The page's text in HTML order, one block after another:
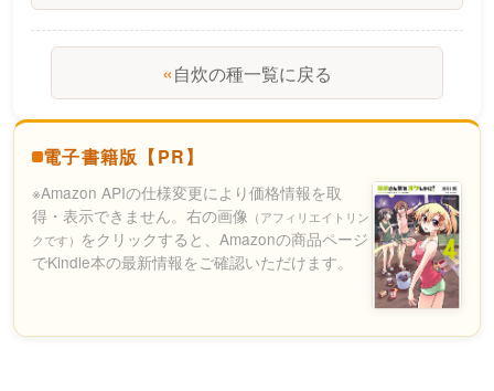
«自炊の種一覧に戻る
電子書籍版【PR】
※Amazon APIの仕様変更により価格情報を取
得・表示できません。右の画像 （アフィリエイトリン
クです） をクリックすると、Amazonの商品ページ
でKindle本の最新情報をご確認いただけます。